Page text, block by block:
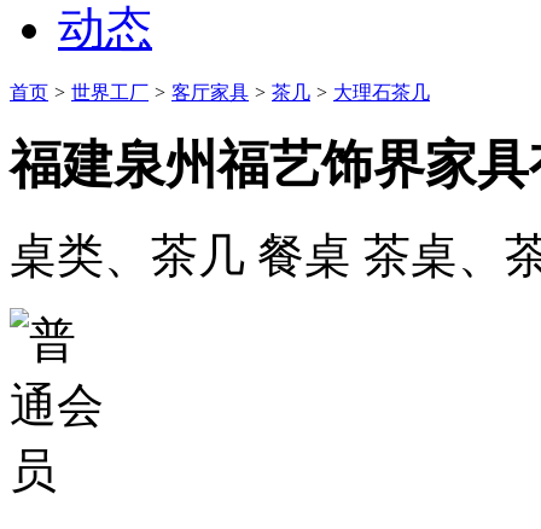
动态
首页 > 世界工厂 > 客厅家具 > 茶几 > 大理石茶几
福建泉州福艺饰界家
桌类、茶几 餐桌 茶桌、